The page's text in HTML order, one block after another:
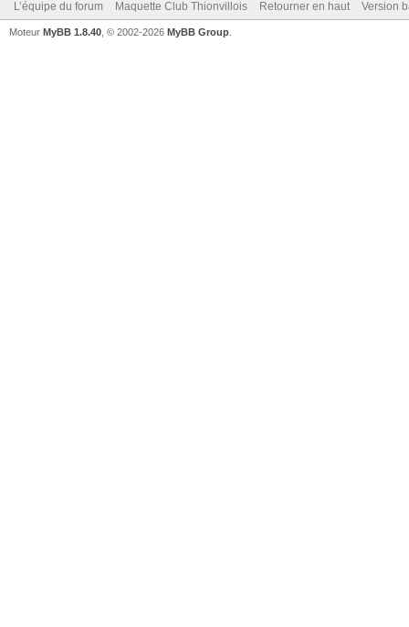
L’équipe du forum Maquette Club Thionvillois Retourner en haut Version
Moteur MyBB 1.8.40 , © 2002-2026 MyBB Group